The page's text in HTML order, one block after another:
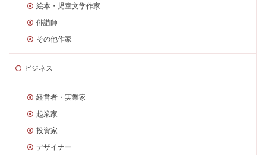
絵本・児童文学作家
俳諧師
その他作家
ビジネス
経営者・実業家
起業家
投資家
デザイナー